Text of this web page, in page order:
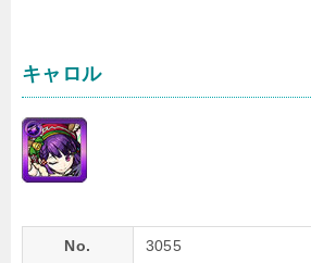
キャロル
No. 3055